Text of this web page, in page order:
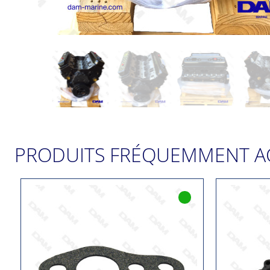
PRODUITS FRÉQUEMMENT